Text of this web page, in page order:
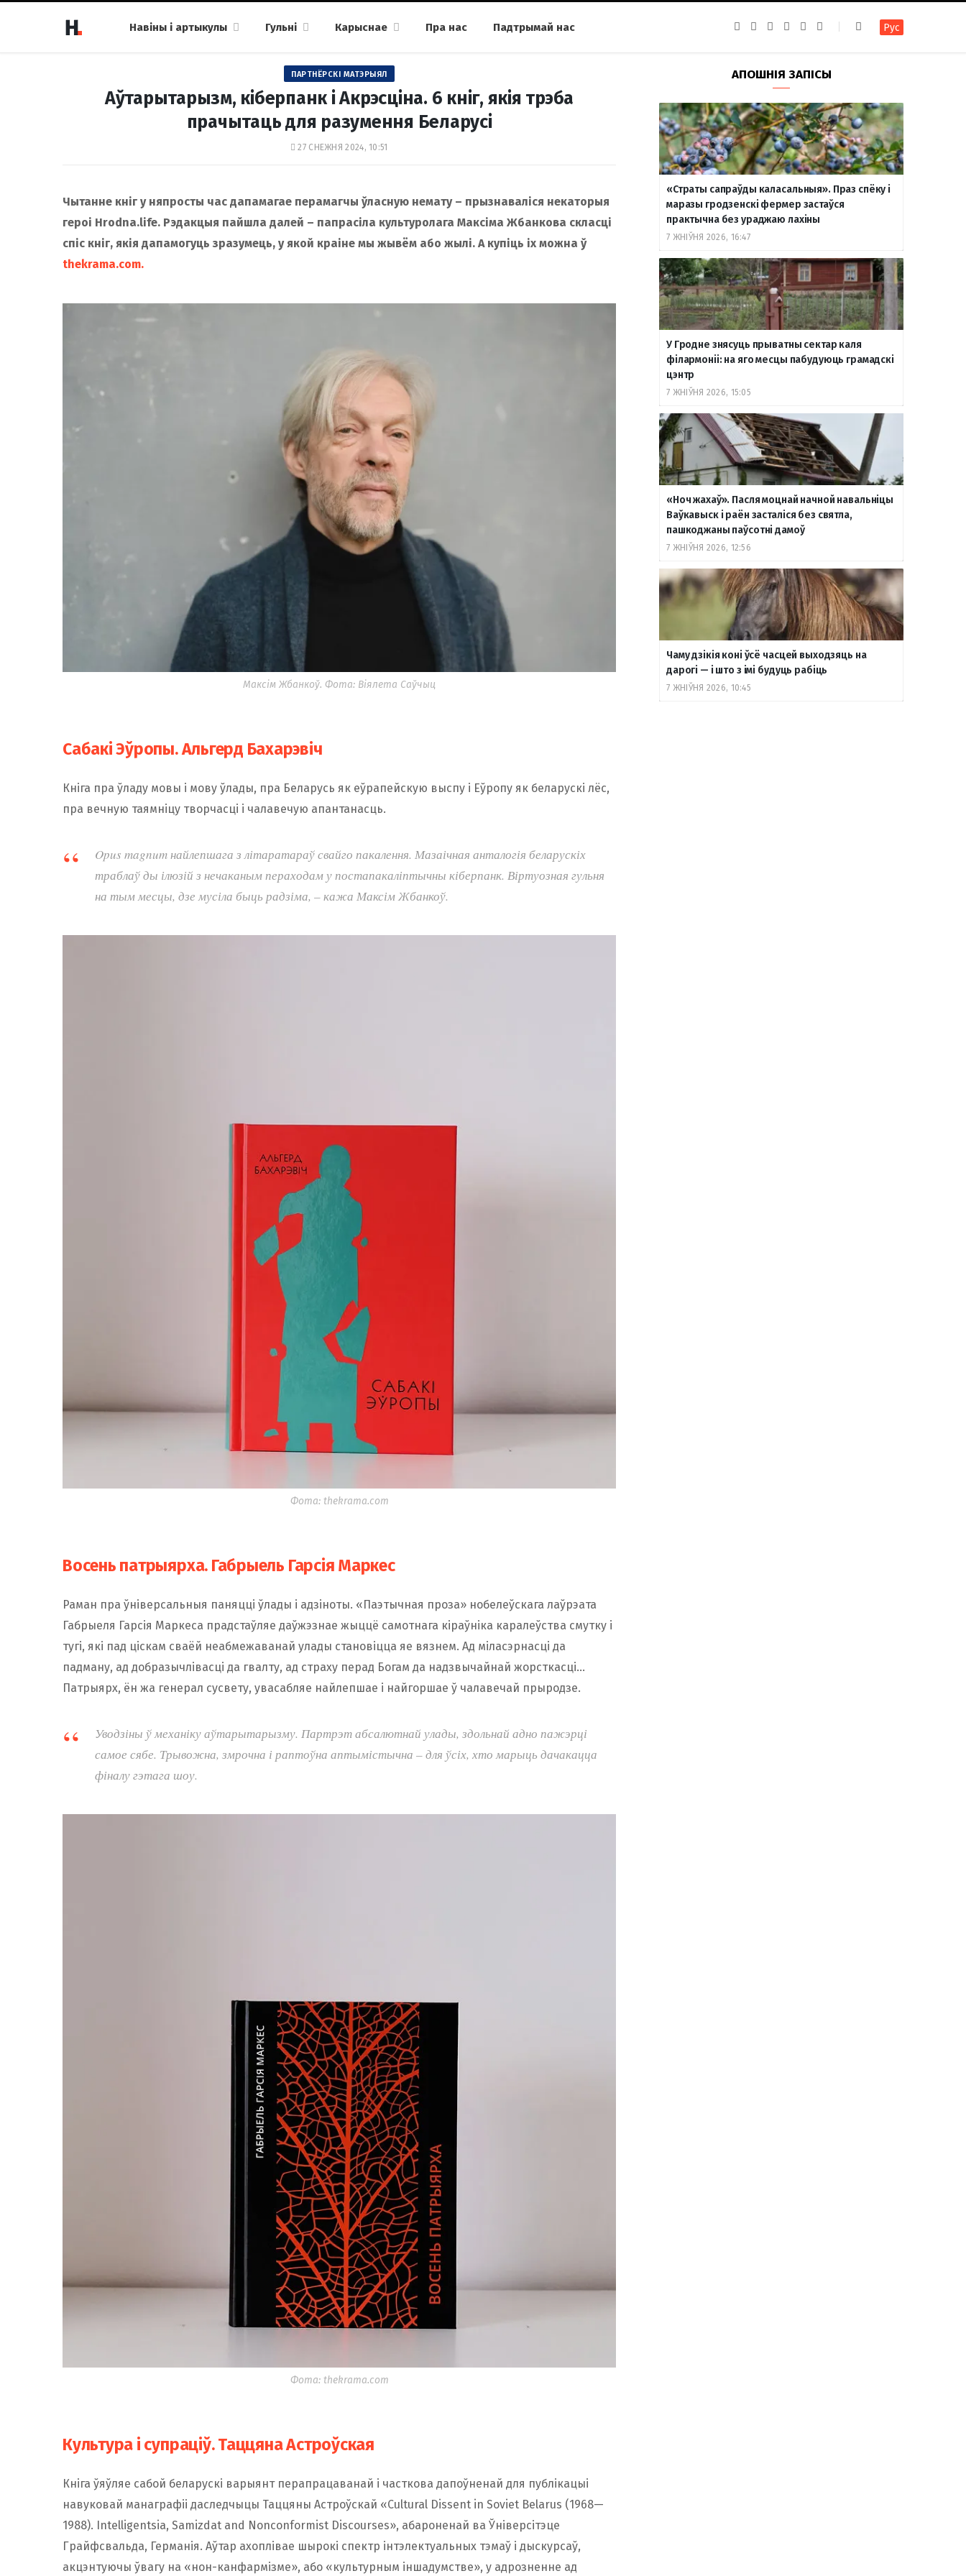
Навіны і артыкулы Гульні Карыснае Пра нас Падтрымай нас
b
o
k
a
g
a
m
g
r
a
m
u
b
т
а
т
е
Рус
ПАРТНЁРСКІ МАТЭРЫЯЛ
Аўтарытарызм, кіберпанк і Акрэсціна. 6 кніг, якія трэба
прачытаць для разумення Беларусі
27 СНЕЖНЯ 2024, 10:51
Чытанне кніг у няпросты час дапамагае перамагчы ўласную немату – прызнаваліся некаторыя
героі Hrodna.life. Рэдакцыя пайшла далей – папрасіла культуролага Максіма Жбанкова скласці
спіс кніг, якія дапамогуць зразумець, у якой краіне мы жывём або жылі. А купіць іх можна ў
thekrama.com.
Максім Жбанкоў. Фота: Віялета Саўчыц
Сабакі Эўропы. Альгерд Бахарэвіч
Кніга пра ўладу мовы і мову ўлады, пра Беларусь як еўрапейскую выспу і Еўропу як беларускі лёс,
пра вечную таямніцу творчасці і чалавечую апантанасць.
Opus magnum найлепшага з літаратараў свайго пакалення. Мазаічная анталогія беларускіх
траблаў ды ілюзій з нечаканым пераходам у постапакаліптычны кіберпанк. Віртуозная гульня
на тым месцы, дзе мусіла быць радзіма, – кажа Максім Жбанкоў.
Фота: thekrama.com
Восень патрыярха. Габрыель Гарсія Маркес
Раман пра ўніверсальныя паняцці ўла­ды і адзіноты. «Паэтычная проза» нобелеўскага лаўрэата
Габ­рыеля Гарсія Маркеса прадстаўляе даўжэзнае жыццё самотнага кіраўніка каралеўства смутку і
тугі, які пад ціскам сваёй неабмежаванай улады становіцца яе вязнем. Ад міласэрнасці да
падману, ад добразычлівасці да гвалту, ад страху перад Богам да надзвычайнай жорсткасці…
Патрыярх, ён жа генерал сусвету, увасабляе найлепшае і найгоршае ў чалавечай прыродзе.
Уводзіны ў механіку аўтарытарызму. Партрэт абсалютнай улады, здольнай адно пажэрці
самое сябе. Трывожна, змрочна і раптоўна аптымістычна – для ўсіх, хто марыць дачакацца
фіналу гэтага шоу.
Фота: thekrama.com
Культура і супраціў. Таццяна Астроўская
Кніга ўяўляе сабой беларускі варыянт перапрацаванай і часткова дапоўненай для публікацыі
навуковай манаграфіі даследчыцы Таццяны Астроўскай «Cultural Dissent in Soviet Belarus (1968—
1988). Intelligentsia, Samizdat and Nonconformist Discourses», абароненай ва Ўніверсітэце
Грайфсвальда, Германія. Аўтар ахоплівае шырокі спектр інтэлектуальных тэмаў і дыскурсаў,
акцэнтуючы ўвагу на «нон-канфармізме», або «культурным іншадумстве», у адрозненне ад
АПОШНІЯ ЗАПІСЫ
«Страты сапраўды каласальныя». Праз спёку і
маразы гродзенскі фермер застаўся
практычна без ураджаю лахіны
7 ЖНІЎНЯ 2026, 16:47
У Гродне знясуць прыватны сектар каля
філармоніі: на яго месцы пабудуюць грамадскі
цэнтр
7 ЖНІЎНЯ 2026, 15:05
«Ноч жахаў». Пасля моцнай начной навальніцы
Ваўкавыск і раён засталіся без святла,
пашкоджаны паўсотні дамоў
7 ЖНІЎНЯ 2026, 12:56
Чаму дзікія коні ўсё часцей выходзяць на
дарогі — і што з імі будуць рабіць
7 ЖНІЎНЯ 2026, 10:45